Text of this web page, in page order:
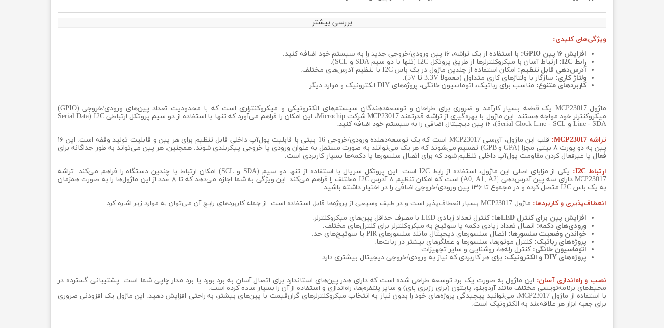
بررسی بیشتر
ویژگی‌های کلیدی:
افزایش ۱۶ پین GPIO:
با استفاده از یک تراشه، ۱۶ پین ورودی/خروجی جدید را به سیستم خود اضافه کنید.
رابط I2C:
ارتباط آسان با میکروکنترلرها از طریق پروتکل I2C (تنها با دو سیم SDA و SCL).
آدرس‌دهی قابل تنظیم: امکان استفاده از چندین ماژول در یک باس I2C با تنظیم آدرس‌های مختلف.
ولتاژ کاری: سازگار با ولتاژهای کاری متداول (معمولاً 3.3V تا 5V).
کاربردهای متنوع: مناسب برای رباتیک، اتوماسیون خانگی، پروژه‌های DIY الکترونیک و موارد دیگر.
ماژول MCP23017 یک قطعه بسیار کارآمد و ضروری برای طراحان و توسعه‌دهندگان سیستم‌های الکترونیکی و میکروکنترلری است که با محدودیت تعداد پین‌های ورودی/خروجی (GPIO)
میکروکنترلر خود مواجه هستند. این ماژول با بهره‌گیری از تراشه قدرتمند MCP23017 شرکت Microchip، این امکان را فراهم می‌آورد که تنها با استفاده از دو سیم پروتکل ارتباطی I2C (Serial Data
Line - SDA و Serial Clock Line - SCL)، ۱۶ پین دیجیتال اضافی را به سیستم خود اضافه کنید.
تراشه MCP23017:
قلب این ماژول، آی‌سی MCP23017 است که یک توسعه‌دهنده ورودی/خروجی 16 بیتی با قابلیت پول‌آپ داخلی قابل تنظیم برای هر پین و قابلیت تولید وقفه است. این ۱۶
پین به دو پورت ۸ بیتی مجزا (GPA و GPB) تقسیم می‌شوند که هر یک می‌توانند به صورت مستقل به عنوان ورودی یا خروجی پیکربندی شوند. همچنین، هر پین می‌تواند به طور جداگانه برای
فعال یا غیرفعال کردن مقاومت پول‌آپ داخلی تنظیم شود که برای اتصال سنسورها یا دکمه‌ها بسیار کاربردی است.
ارتباط I2C:
یکی از مزایای اصلی این ماژول، استفاده از رابط I2C است. این پروتکل سریال با استفاده از تنها دو سیم (SDA و SCL) امکان ارتباط با چندین دستگاه را فراهم می‌کند. تراشه
MCP23017 دارای سه پین آدرس‌دهی (A0, A1, A2) است که امکان تنظیم ۸ آدرس I2C مختلف را فراهم می‌کند. این ویژگی به شما اجازه می‌دهد که تا ۸ عدد از این ماژول‌ها را به صورت همزمان
به یک باس I2C متصل کرده و در مجموع تا ۱۳۶ پین ورودی/خروجی اضافی را در اختیار داشته باشید.
انعطاف‌پذیری و کاربردها: ماژول MCP23017 بسیار انعطاف‌پذیر است و در طیف وسیعی از پروژه‌ها قابل استفاده است. از جمله کاربردهای رایج آن می‌توان به موارد زیر اشاره کرد:
افزایش پین برای کنترل LED‌ها:
کنترل تعداد زیادی LED با مصرف حداقل پین‌های میکروکنترلر.
ورودی‌های دکمه: اتصال تعداد زیادی دکمه یا سوئیچ به میکروکنترلر برای کنترل‌های مختلف.
خواندن وضعیت سنسورها: اتصال سنسورهای دیجیتال مانند سنسورهای PIR یا سوئیچ‌های حد.
پروژه‌های رباتیک: کنترل موتورها، سنسورها و عملگرهای بیشتر در ربات‌ها.
اتوماسیون خانگی: کنترل رله‌ها، روشنایی و سایر تجهیزات.
پروژه‌های DIY و الکترونیک:
برای هر کاربردی که نیاز به ورودی/خروجی دیجیتال بیشتری دارد.
نصب و راه‌اندازی آسان: این ماژول به صورت یک برد توسعه طراحی شده است که دارای هدر پین‌های استاندارد برای اتصال آسان به برد بورد یا برد مدار چاپی شما است. پشتیبانی گسترده در
محیط‌های برنامه‌نویسی مختلف مانند آردوینو، پایتون (برای رزبری پای) و سایر پلتفرم‌ها، راه‌اندازی و استفاده از آن را بسیار ساده کرده است.
با استفاده از ماژول MCP23017، می‌توانید پیچیدگی پروژه‌های خود را بدون نیاز به انتخاب میکروکنترلرهای گران‌قیمت با پین‌های بیشتر، به راحتی افزایش دهید. این ماژول یک افزودنی ضروری
برای جعبه ابزار هر علاقه‌مند به الکترونیک است.